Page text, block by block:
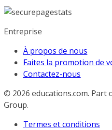
Entreprise
À propos de nous
Faites la promotion de
Contactez-nous
© 2026 educations.com. Part
Group.
Termes et conditions